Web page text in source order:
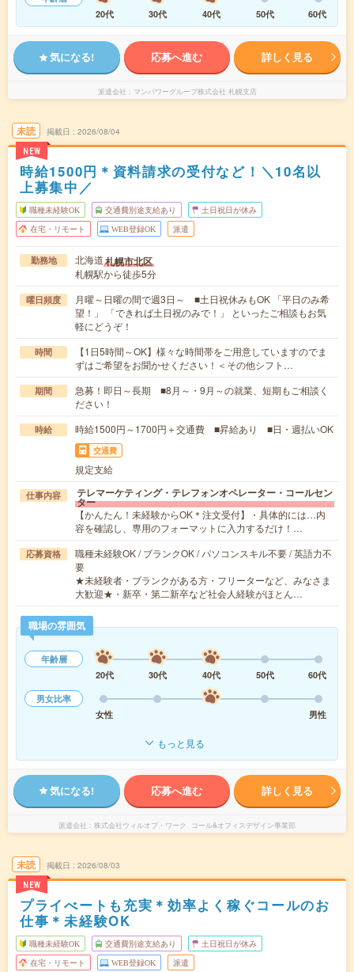
20代
30代 40代 50代 60代
気になる! 応募へ進む 詳しく見る
派遣会社 マンパワーグループ株式会社 札幌支店
未読
NEW
掲載日 2026/08/04
時給1500円＊資料請求の受付など！＼10名以
上募集中／
職種未経験OK 交通費別途支給あり 土日祝日が休み
在宅・リモート WEB登録OK 派遣
勤務地 北海道札幌市北区
札幌駅から徒歩5分
曜日頻度
月曜～日曜の間で週3日～ ■土日祝休みもOK 「平日のみ希
望！」 「できれば土日祝のみで！」 といったご相談もお気
軽にどうぞ！
時間
【1日5時間～OK】様々な時間帯をご用意していますのでま
ずはご希望をお聞かせください！＜その他シフト…
期間
急募！即日～長期 ■8月～・9月～の就業、短期もご相談く
ださい！
時給 時給1500円～1700円＋交通費 ■昇給あり ■日・週払いOK
交通費
規定支給
仕事内容 テレマーケティング・テレフォンオペレーター・コールセン
ター
【かんたん！未経験からOK＊注文受付】・具体的には…内
容を確認し、専用のフォーマットに入力するだけ！…
応募資格
職種未経験OK / ブランクOK / パソコンスキル不要 / 英語力不
要
★未経験者・ブランクがある方・フリーターなど、みなさま
大歓迎★・新卒・第二新卒など社会人経験がほとん…
職場の雰囲気
年齢層
20代
30代 40代 50代
60代
男女比率
女性
男性
もっと見る
気になる! 応募へ進む 詳しく見る
派遣会社 株式会社ウィルオブ・ワーク コール&オフィスデザイン事業部
未読
NEW
掲載日 2026/08/03
プライべートも充実＊効率よく稼ぐコールのお
仕事＊未経験OK
職種未経験OK 交通費別途支給あり 土日祝日が休み
在宅・リモート WEB登録OK 派遣